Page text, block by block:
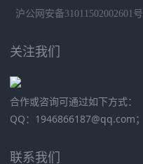
沪公网安备31011502002601号
关注我们
合作或咨询可通过如下方式：
QQ：1946866187@qq.com；
联系我们